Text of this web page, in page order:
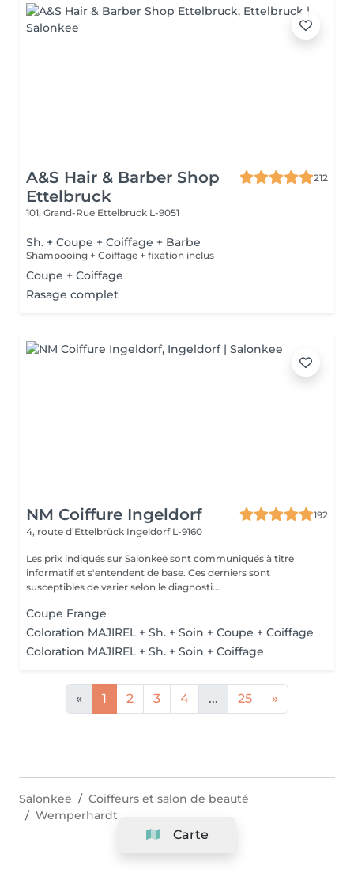
A&S Hair & Barber Shop
Ettelbruck
212
101, Grand-Rue Ettelbruck L-9051
Sh. + Coupe + Coiffage + Barbe
Shampooing + Coiffage + fixation inclus
Coupe + Coiffage
Rasage complet
NM Coiffure Ingeldorf
192
4, route d’Ettelbrück Ingeldorf L-9160
Les prix indiqués sur Salonkee sont communiqués à titre
informatif et s'entendent de base. Ces derniers sont
susceptibles de varier selon le diagnosti...
Coupe Frange
Coloration MAJIREL + Sh. + Soin + Coupe + Coiffage
Coloration MAJIREL + Sh. + Soin + Coiffage
« 1 2 3 4 ... 25 »
Carte
Salonkee
Coiffeurs et salon de beauté
Wemperhardt